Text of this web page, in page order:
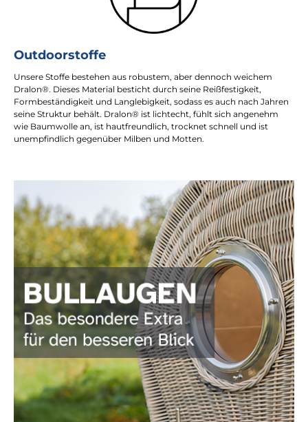
Outdoorstoffe
Unsere Stoffe bestehen aus robustem, aber dennoch weichem
Dralon®. Dieses Material besticht durch seine Reißfestigkeit,
Formbeständigkeit und Langlebigkeit, sodass es auch nach Jahren
seine Struktur behält. Dralon® ist lichtecht, fühlt sich angenehm
wie Baumwolle an, ist hautfreundlich, trocknet schnell und ist
unempfindlich gegenüber Milben und Motten.